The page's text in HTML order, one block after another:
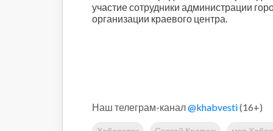
участие сотрудники администрации
организации краевого центра.
Наш телеграм-канал@khabvesti(16+)